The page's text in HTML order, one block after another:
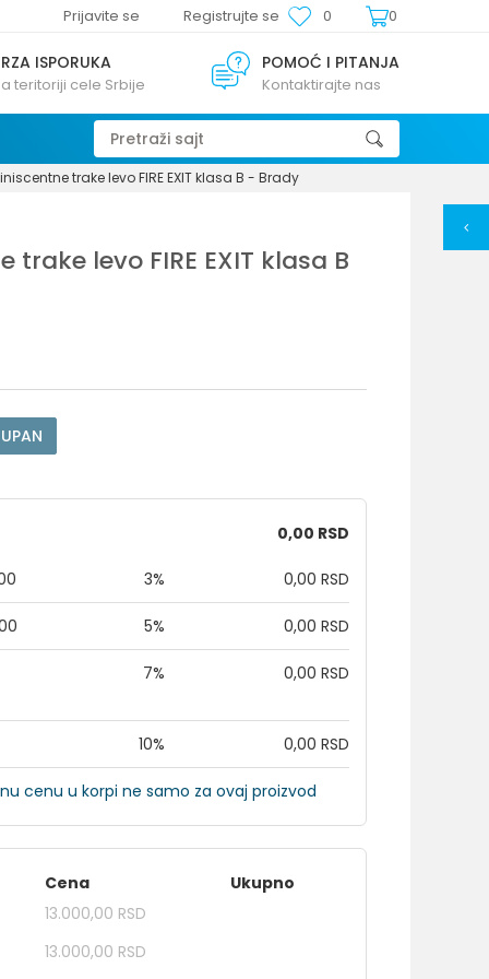
0
0
Prijavite se Registrujte se
ISPORUKA
teritoriji cele Srbije
POMOĆ I PITANJA
Kontaktirajte nas
Pretraži sajt
trake levo FIRE EXIT klasa B - Brady
levo FIRE EXIT klasa B
0,00 RSD
3% 0,00 RSD
5% 0,00 RSD
7% 0,00 RSD
10% 0,00 RSD
cenu u korpi ne samo za ovaj proizvod
Cena
Ukupno
13.000,00 RSD
13.000,00 RSD